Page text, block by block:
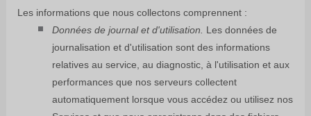
Les informations que nous collectons comprennent :
Données de journal et d'utilisation.
Les données de
journalisation et d'utilisation sont des informations
relatives au service, au diagnostic, à l'utilisation et aux
performances que nos serveurs collectent
automatiquement lorsque vous accédez ou utilisez nos